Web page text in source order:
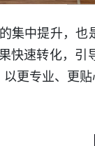
集中提升，
快速转化，
更专业、更